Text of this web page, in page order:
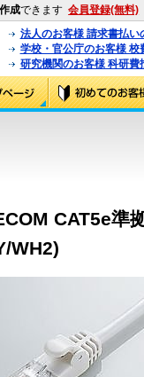
成できます 会員登録(無料)
法人のお客様 請求書払い
学校・官公庁のお客様 校
研究機関のお客様 科研費
CAT5e準
WH2)